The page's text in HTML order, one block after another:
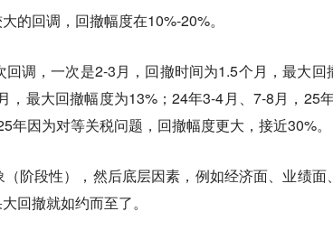
的回调，回撤幅度在10%-20%。
调，一次是2-3月，回撤时间为1.5个月，最大回
，最大回撤幅度为13%；24年3-4月、7-8月，25
因为对等关税问题，回撤幅度更大，接近30%。
阶段性），然后底层因素，例如经济面、业绩面
回撤就如约而至了。